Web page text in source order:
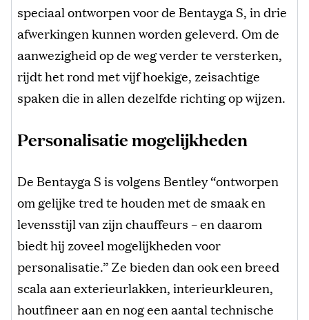
speciaal ontworpen voor de Bentayga S, in drie
afwerkingen kunnen worden geleverd. Om de
aanwezigheid op de weg verder te versterken,
rijdt het rond met vijf hoekige, zeisachtige
spaken die in allen dezelfde richting op wijzen.
Personalisatie mogelijkheden
De Bentayga S is volgens Bentley “ontworpen
om gelijke tred te houden met de smaak en
levensstijl van zijn chauffeurs – en daarom
biedt hij zoveel mogelijkheden voor
personalisatie.” Ze bieden dan ook een breed
scala aan exterieurlakken, interieurkleuren,
houtfineer aan en nog een aantal technische